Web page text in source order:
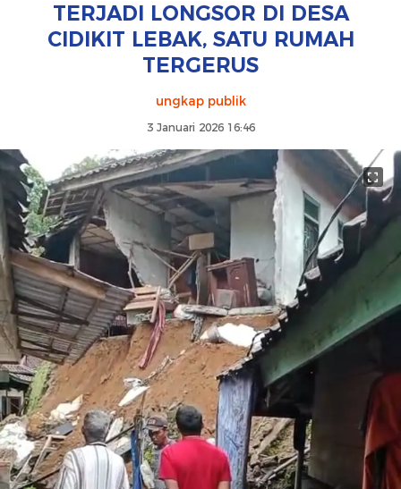
TERJADI LONGSOR DI DESA
CIDIKIT LEBAK, SATU RUMAH
TERGERUS
ungkap publik
3 Januari 2026 16:46